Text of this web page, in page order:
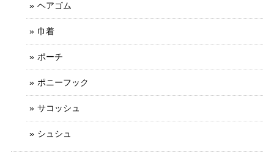
ヘアゴム
巾着
ポーチ
ポニーフック
サコッシュ
シュシュ